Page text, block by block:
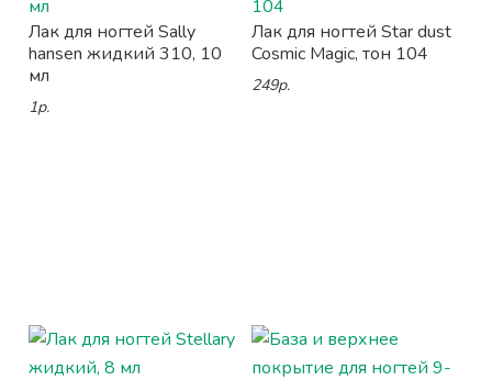
Лак для ногтей Sally
hansen жидкий 310, 10
мл
1р.
Лак для ногтей Star dust
Cosmic Magic, тон 104
249р.